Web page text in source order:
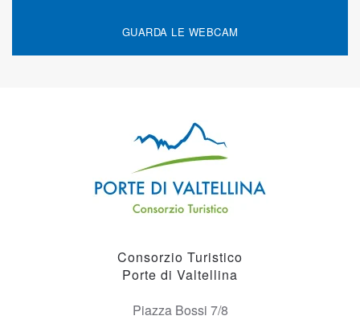
GUARDA LE WEBCAM
Consorzio Turistico
Porte di Valtellina
Piazza Bossi 7/8